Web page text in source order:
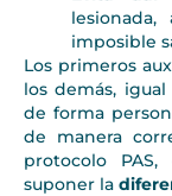
imposible
Los primeros
los demás,
de forma
de manera
protocolo
suponer la